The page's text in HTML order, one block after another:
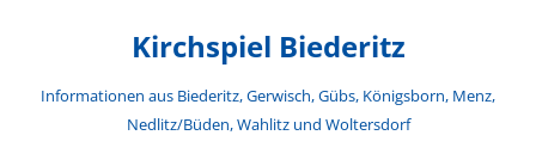
Kirchspiel Biederitz
Informationen aus Biederitz, Gerwisch, Gübs, Königsborn, Menz,
Nedlitz/Büden, Wahlitz und Woltersdorf